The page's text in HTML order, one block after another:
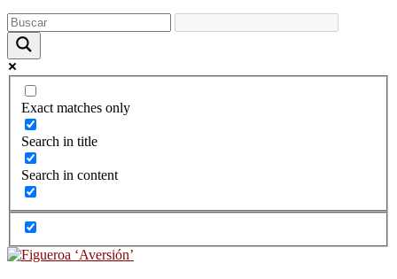
Exact matches only
Search in title
Search in content